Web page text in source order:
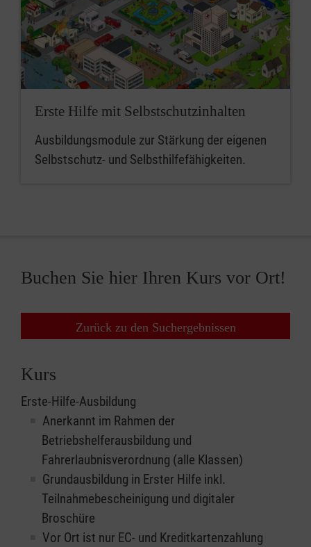
Erste Hilfe mit Selbstschutzinhalten
Ausbildungsmodule zur Stärkung der eigenen
Selbstschutz- und Selbsthilfefähigkeiten.
Buchen Sie hier Ihren Kurs vor Ort!
Zurück zu den Suchergebnissen
Kurs
Erste-Hilfe-Ausbildung
Anerkannt im Rahmen der
Betriebshelferausbildung und
Fahrerlaubnisverordnung (alle Klassen)
Grundausbildung in Erster Hilfe inkl.
Teilnahmebescheinigung und digitaler
Broschüre
Vor Ort ist nur EC- und Kreditkartenzahlung